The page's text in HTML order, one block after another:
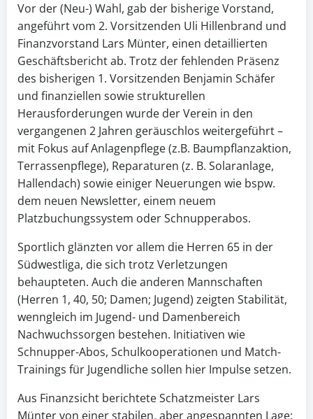
Vor der (Neu-) Wahl, gab der bisherige Vorstand,
angeführt vom 2. Vorsitzenden Uli Hillenbrand und
Finanzvorstand Lars Münter, einen detaillierten
Geschäftsbericht ab. Trotz der fehlenden Präsenz
des bisherigen 1. Vorsitzenden Benjamin Schäfer
und finanziellen sowie strukturellen
Herausforderungen wurde der Verein in den
vergangenen 2 Jahren geräuschlos weitergeführt –
mit Fokus auf Anlagenpflege (z.B. Baumpflanzaktion,
Terrassenpflege), Reparaturen (z. B. Solaranlage,
Hallendach) sowie einiger Neuerungen wie bspw.
dem neuen Newsletter, einem neuem
Platzbuchungssystem oder Schnupperabos.
Sportlich glänzten vor allem die Herren 65 in der
Südwestliga, die sich trotz Verletzungen
behaupteten. Auch die anderen Mannschaften
(Herren 1, 40, 50; Damen; Jugend) zeigten Stabilität,
wenngleich im Jugend- und Damenbereich
Nachwuchssorgen bestehen. Initiativen wie
Schnupper-Abos, Schulkooperationen und Match-
Trainings für Jugendliche sollen hier Impulse setzen.
Aus Finanzsicht berichtete Schatzmeister Lars
Münter von einer stabilen, aber angespannten Lage: